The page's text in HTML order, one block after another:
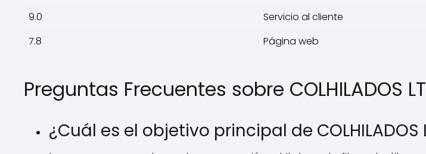
9.0
Servicio al cliente
7.8
Página web
Preguntas Frecuentes sobre COLHILADOS
¿Cuál es el objetivo principal de COLHILADOS